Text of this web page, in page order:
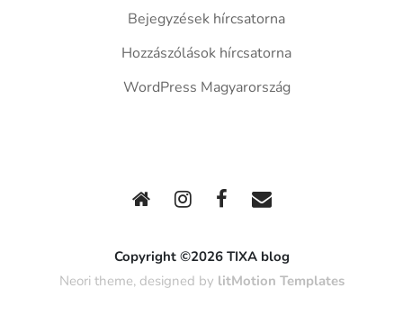
Bejegyzések hírcsatorna
Hozzászólások hírcsatorna
WordPress Magyarország
Copyright ©2026 TIXA blog
Neori theme, designed by litMotion Templates